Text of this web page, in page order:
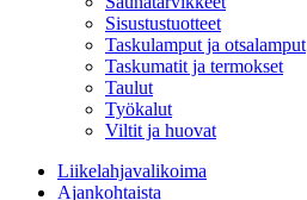
Sisustustuotteet
Taskulamput ja otsalamput
Taskumatit ja termokset
Taulut
Työkalut
Viltit ja huovat
Liikelahjavalikoima
Ajankohtaista